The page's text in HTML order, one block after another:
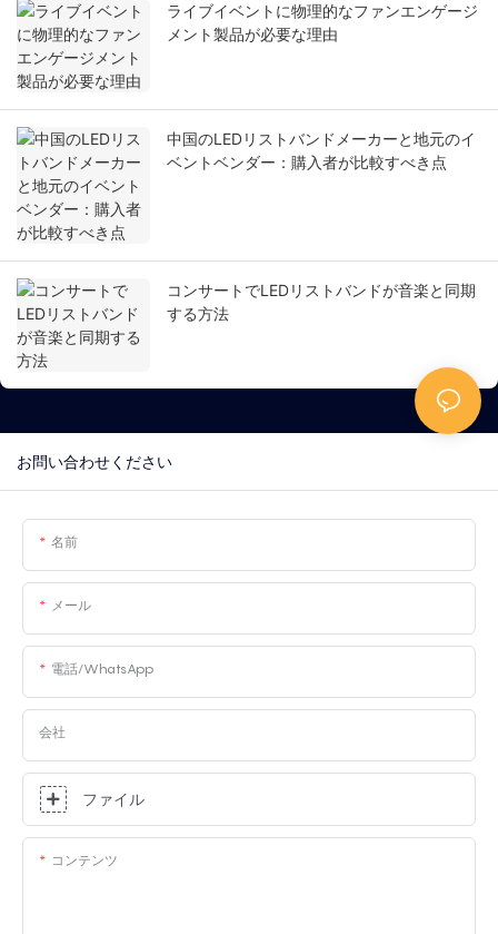
ライブイベントに物理的なファンエンゲージ
メント製品が必要な理由
中国のLEDリストバンドメーカーと地元のイ
ベントベンダー：購入者が比較すべき点
コンサートでLEDリストバンドが音楽と同期
する方法
お問い合わせください
名前
メール
電話/WhatsApp
会社
ファイル
コンテンツ